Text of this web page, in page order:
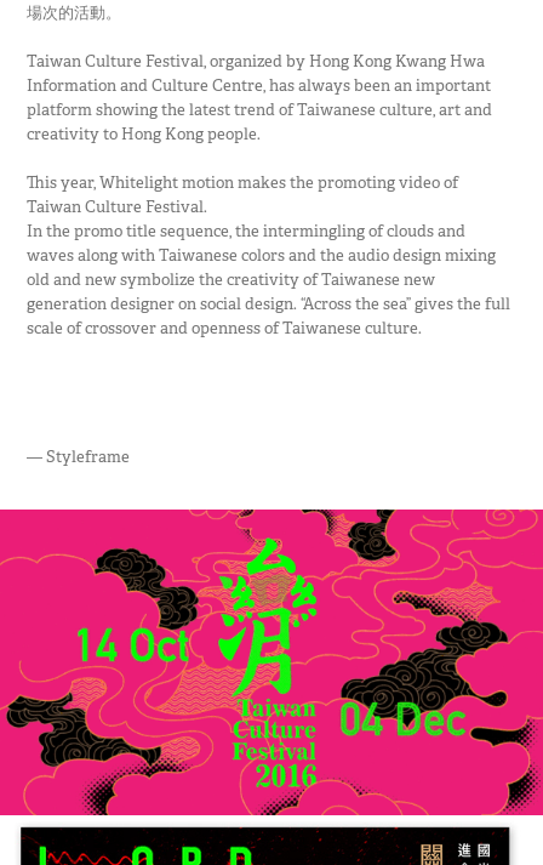
場次的活動。
Taiwan Culture Festival, organized by Hong Kong Kwang Hwa
Information and Culture Centre, has always been an important
platform showing the latest trend of Taiwanese culture, art and
creativity to Hong Kong people.
This year, Whitelight motion makes the promoting video of
Taiwan Culture Festival.
In the promo title sequence, the intermingling of clouds and
waves along with Taiwanese colors and the audio design mixing
old and new symbolize the creativity of Taiwanese new
generation designer on social design. “Across the sea” gives the full
scale of crossover and openness of Taiwanese culture.
— Styleframe